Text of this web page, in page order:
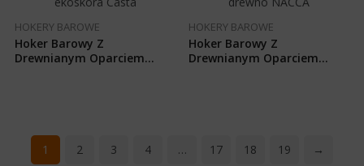
HOKERY BAROWE
Hoker Barowy Z
Drewnianym Oparciem
HOKERY BAROWE
Hoker Barowy Z
Drewnianym Oparciem
1 2 3 4 … 17 18 19 →